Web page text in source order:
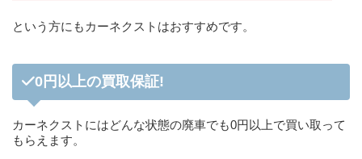
という方にもカーネクストはおすすめです。
0円以上の買取保証!
カーネクストにはどんな状態の廃車でも0円以上で買い取って
もらえます。